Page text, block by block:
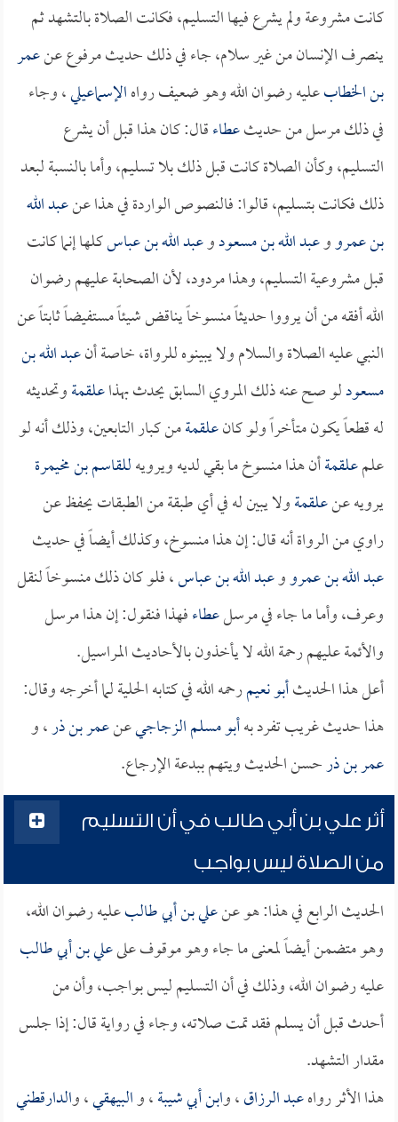
كانت مشروعة ولم يشرع فيها التسليم، فكانت الصلاة بالتشهد ثم
ينصرف الإنسان من غير سلام، جاء في ذلك حديث مرفوع عنعمر
بن الخطابعليه رضوان الله وهو ضعيف رواهالإسماعيلي، وجاء
في ذلك مرسل من حديثعطاءقال: كان هذا قبل أن يشرع
التسليم، وكأن الصلاة كانت قبل ذلك بلا تسليم، وأما بالنسبة لبعد
ذلك فكانت بتسليم، قالوا: فالنصوص الواردة في هذا عنعبد الله
بن عمرووعبد الله بن مسعودوعبد الله بن عباسكلها إنما كانت
قبل مشروعية التسليم، وهذا مردود، لأن الصحابة عليهم رضوان
الله أفقه من أن يرووا حديثاً منسوخاً يناقض شيئاً مستفيضاً ثابتاً عن
النبي عليه الصلاة والسلام ولا يبينوه للرواة، خاصة أنعبد الله بن
مسعودلو صح عنه ذلك المروي السابق يحدث بهذاعلقمةوتحديثه
له قطعاً يكون متأخراً ولو كانعلقمةمن كبار التابعين، وذلك أنه لو
علمعلقمةأن هذا منسوخ ما بقي لديه ويرويهللقاسم بن مخيمرة
يرويه عنعلقمةولا يبين له في أي طبقة من الطبقات يحفظ عن
راوي من الرواة أنه قال: إن هذا منسوخ، وكذلك أيضاً في حديث
عبد الله بن عمرووعبد الله بن عباس، فلو كان ذلك منسوخاً لنقل
وعرف، وأما ما جاء في مرسلعطاءفهذا فنقول: إن هذا مرسل
والأئمة عليهم رحمة الله لا يأخذون بالأحاديث المراسيل.
أعل هذا الحديثأبو نعيمرحمه الله في كتابه الحلية لما أخرجه وقال:
هذا حديث غريب تفرد بهأبو مسلم الزجاجيعنعمر بن ذر، و
عمر بن ذرحسن الحديث ويتهم ببدعة الإرجاع.
أثر علي بن أبي طالب في أن التسليم
من الصلاة ليس بواجب
الحديث الرابع في هذا: هو عنعلي بن أبي طالبعليه رضوان الله،
وهو متضمن أيضاً لمعنى ما جاء وهو موقوف علىعلي بن أبي طالب
عليه رضوان الله، وذلك في أن التسليم ليس بواجب، وأن من
أحدث قبل أن يسلم فقد تمت صلاته، وجاء في رواية قال: إذا جلس
مقدار التشهد.
هذا الأثر رواهعبد الرزاق، وابن أبي شيبة، والبيهقي، والدارقطني